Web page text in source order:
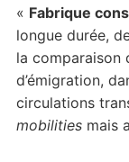
« Fabrique
longue durée,
la comparaison
d’émigration,
circulations
mobilitiesmais